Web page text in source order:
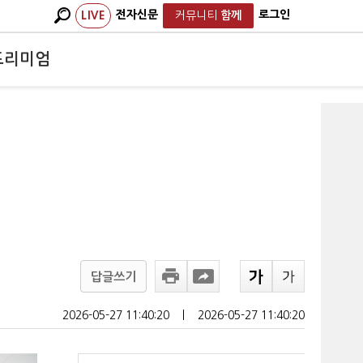
LIVE 전자신문 커뮤니티 함께 로그인
리미엄
답글쓰기
2026-05-27 11:40:20 2026-05-27 11:40:20